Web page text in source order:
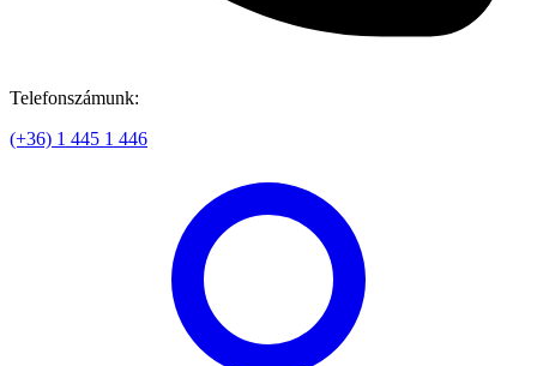
Telefonszámunk:
(+36) 1 445 1 446